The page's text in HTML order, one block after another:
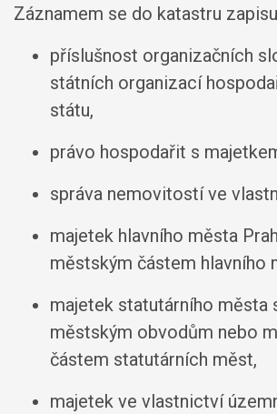
Záznamem se do katastru
příslušnost organizačních
státních organizací
státu,
právo hospodařit s
správa nemovitostí ve
majetek hlavního města
městským částem hlavního
majetek statutárního města
městským obvodům nebo
částem statutárních měst,
majetek ve vlastnictví